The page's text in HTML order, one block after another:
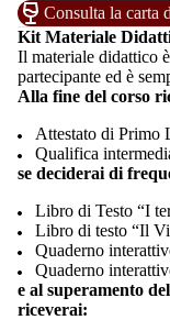
Consulta la carta
Kit Materiale
Il materiale didattico
partecipante ed è
Alla fine del corso
Attestato di Primo
Qualifica
se deciderai di
Libro di Testo “I
Libro di testo “Il
Quaderno
Quaderno
e al superamento
riceverai: